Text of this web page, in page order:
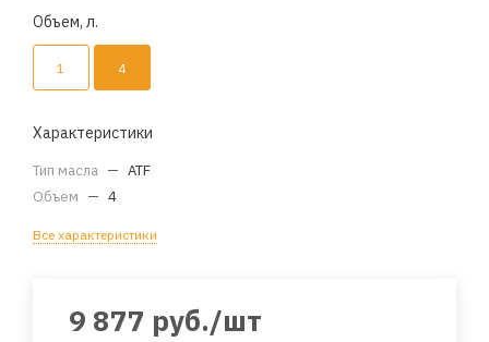
Объем, л.
1 4
Характеристики
Тип масла — ATF
Объем — 4
Все характеристики
9 877 руб./шт